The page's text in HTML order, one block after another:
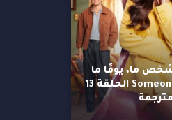
ما، يومًا ما
Someone, Someday الحلقة 13